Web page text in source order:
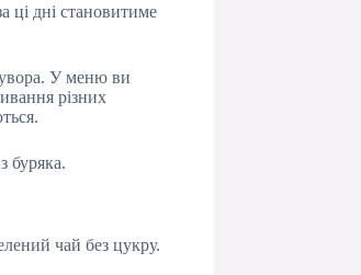
ці дні становитиме
У меню ви
різних
буряка.
чай без цукру.